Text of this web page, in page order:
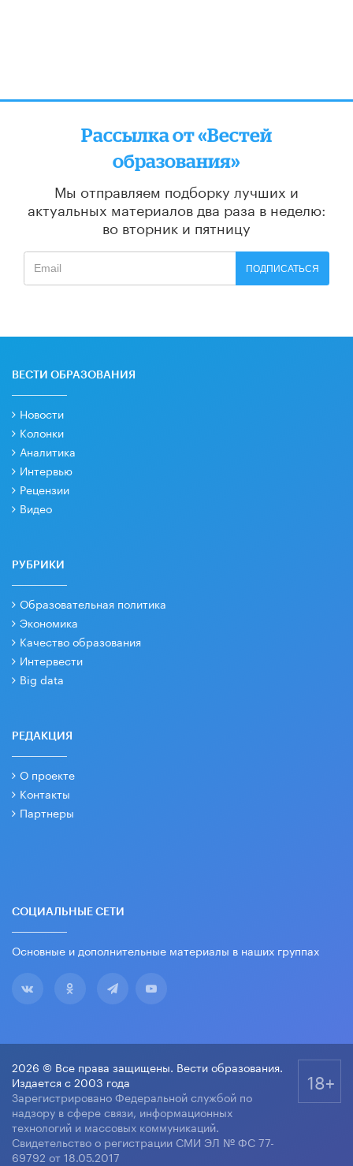
Рассылка от «Вестей
образования»
Мы отправляем подборку лучших и
актуальных материалов два раза в неделю:
во вторник и пятницу
ПОДПИСАТЬСЯ
ВЕСТИ ОБРАЗОВАНИЯ
Новости
Колонки
Аналитика
Интервью
Рецензии
Видео
РУБРИКИ
Образовательная политика
Экономика
Качество образования
Интервести
Big data
РЕДАКЦИЯ
О проекте
Контакты
Партнеры
СОЦИАЛЬНЫЕ СЕТИ
Основные и дополнительные материалы в наших группах
2026 © Все права защищены. Вести образования.
Издается с 2003 года
Зарегистрировано Федеральной службой по
надзору в сфере связи, информационных
технологий и массовых коммуникаций.
Свидетельство о регистрации СМИ ЭЛ № ФС 77-
69792 от 18.05.2017
18+